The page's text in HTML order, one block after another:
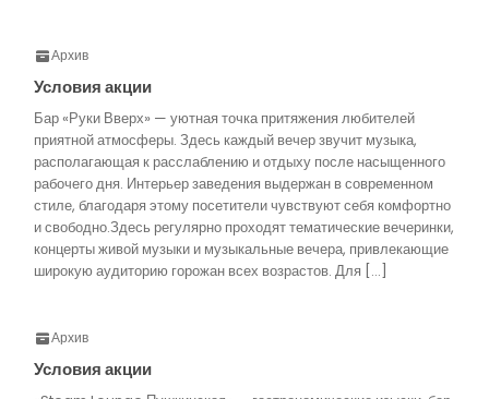
Архив
Условия акции
Бар «Руки Вверх» — уютная точка притяжения любителей
приятной атмосферы. Здесь каждый вечер звучит музыка,
располагающая к расслаблению и отдыху после насыщенного
рабочего дня. Интерьер заведения выдержан в современном
стиле, благодаря этому посетители чувствуют себя комфортно
и свободно.Здесь регулярно проходят тематические вечеринки,
концерты живой музыки и музыкальные вечера, привлекающие
широкую аудиторию горожан всех возрастов. Для […]
Архив
Условия акции